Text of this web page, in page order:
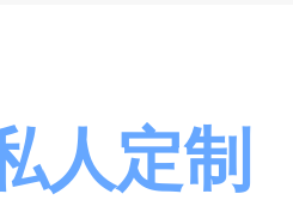
人定制